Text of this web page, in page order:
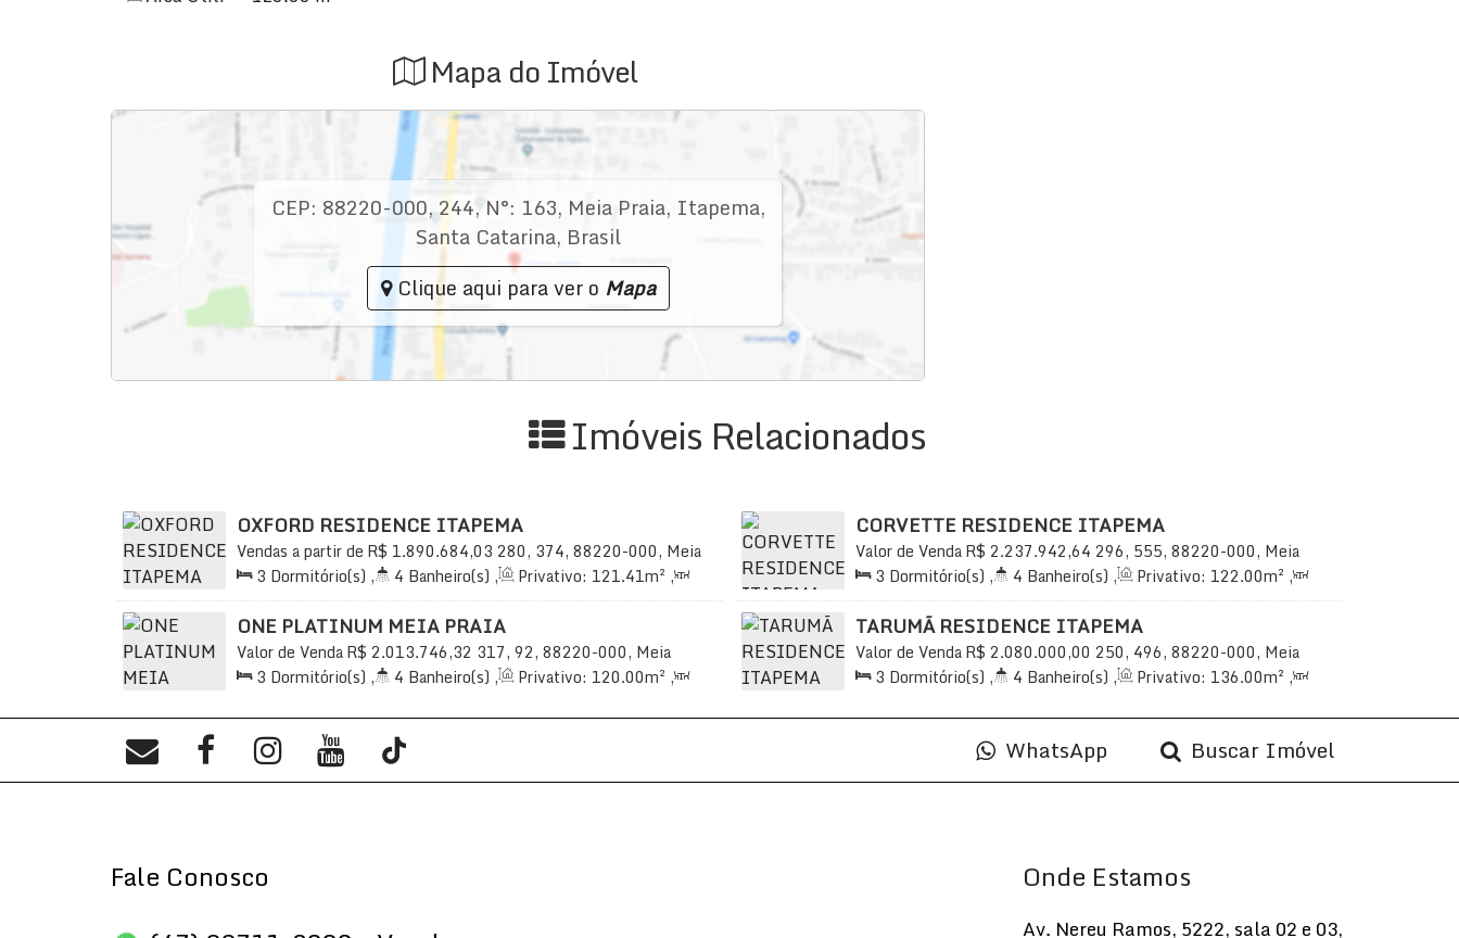
Mapa do Imóvel
CEP: 88220-000,244,N°: 163, Meia Praia, Itapema,
Santa Catarina, Brasil
Clique aqui para ver o Mapa
Imóveis Relacionados
OXFORD RESIDENCE ITAPEMA
R$ 1.890.684,03
Vendas a partir de 280, 374, 88220-000, Meia
Praia, Itapema, Santa Catarina, Brasil
3 Dormitório(s) , 4 Banheiro(s) , Privativo: 121.41m² ,
2 Sala(s), 3 Suíte(s), Total:199.00m², 2 ~ 3 Vaga(s) ,
Útil:120 .41m²
CORVETTE RESIDENCE ITAPEMA
R$ 2.237.942,64
Valor de Venda 296, 555, 88220-000, Meia
Praia, Itapema, Santa Catarina, Brasil
3 Dormitório(s) , 4 Banheiro(s) , Privativo: 122.00m² ,
2 Sala(s), 3 Suíte(s), Total:199.00m², 2 Vaga(s) ,
Útil: 122.00m²
ONE PLATINUM MEIA PRAIA
R$ 2.013.746,32
Valor de Venda 317, 92, 88220-000, Meia
Praia, Itapema, Santa Catarina, Brasil
3 Dormitório(s) , 4 Banheiro(s) , Privativo: 120.00m² ,
Útil:120.00m²
TARUMÃ RESIDENCE ITAPEMA
R$ 2.080.000,00
Valor de Venda 250, 496, 88220-000, Meia
Praia, Itapema, Santa Catarina, Brasil
3 Dormitório(s) , 4 Banheiro(s) , Privativo: 136.00m² ,
650mDistância do Mar, Útil:136.00m²
WhatsApp Buscar Imóvel
Fale Conosco
Onde Estamos
Av. Nereu Ramos, 5222, sala 02 e 03,